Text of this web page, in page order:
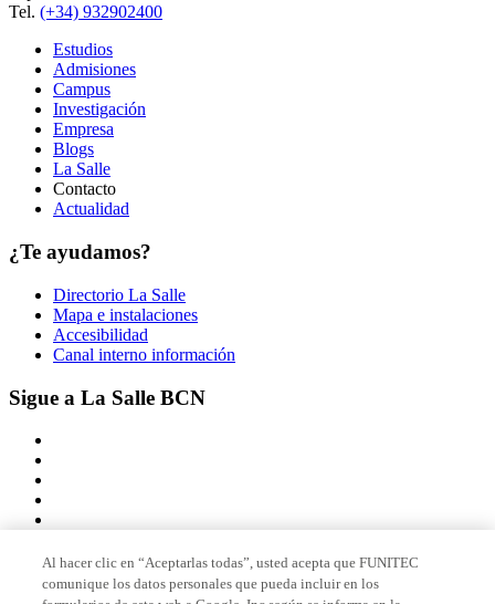
Tel. (+34) 932902400
Estudios
Admisiones
Campus
Investigación
Empresa
Blogs
La Salle
Contacto
Actualidad
¿Te ayudamos?
Directorio La Salle
Mapa e instalaciones
Accesibilidad
Canal interno información
Sigue a La Salle BCN
Miembro de
Al hacer clic en “Aceptarlas todas”, usted acepta que FUNITEC
comunique los datos personales que pueda incluir en los